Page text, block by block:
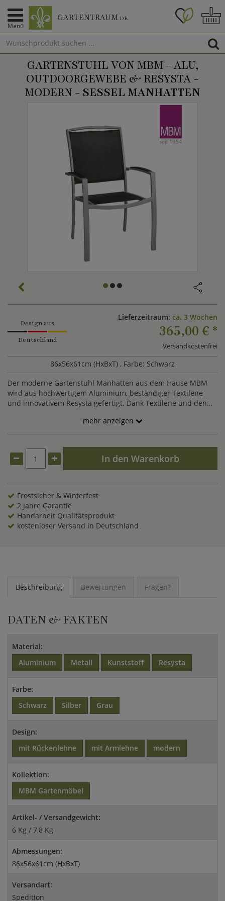
Menü
GARTENTRAUM.DE
GARTENSTUHL VON MBM - ALU,
OUTDOORGEWEBE & RESYSTA -
MODERN - SESSEL MANHATTEN
Design aus
Deutschland
Lieferzeitraum: ca. 3 Wochen
365,00 € *
Versandkostenfrei
86x56x61cm (HxBxT) , Farbe: Schwarz
Der moderne Gartenstuhl Manhatten aus dem Hause MBM
wird aus hochwertigem Aluminium, beständiger Textilene
und innovativem Resysta gefertigt. Dank Textilene und den
mehr anzeigen
In den Warenkorb
Frostsicher & Winterfest
2 Jahre Garantie
Handarbeit Qualitätsprodukt
kostenloser Versand in Deutschland
Beschreibung Bewertungen Fragen?
DATEN & FAKTEN
Material:
Aluminium
Metall Kunststoff Resysta
Farbe:
Schwarz
Silber Grau
Design:
mit Rückenlehne
mit Armlehne modern
Kollektion:
MBM Gartenmöbel
Artikel- / Versandgewicht:
6 Kg / 7,8 Kg
Abmessungen:
86x56x61cm (HxBxT)
Versandart:
Spedition